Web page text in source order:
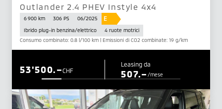
Outlander 2.4 PHEV Instyle 4x4
6 900 km 306 PS 06/2025 E
Ibrido plug-in benzina/elettrico
4 ruote motrici
Consumo combinato: 0.8 l/100 km | Emissioni di CO2 combinate: 19 g/km
CHF
53'500.– Leasing da
507.–/mese